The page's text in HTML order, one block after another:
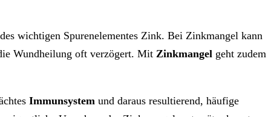
wichtigen Spurenelementes Zink. Bei Zinkmangel kann
Wundheilung oft verzögert. Mit Zinkmangel geht zudem
Immunsystem und daraus resultierend, häufige